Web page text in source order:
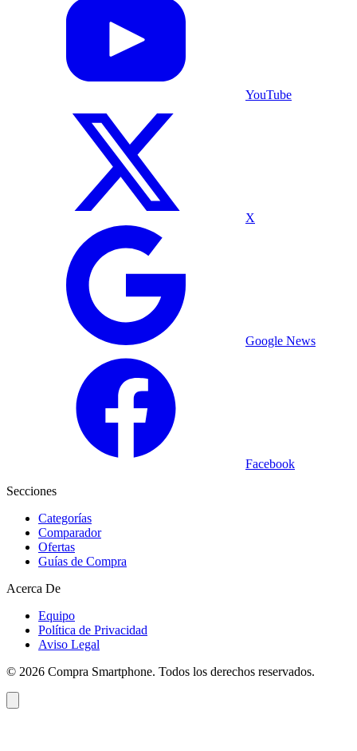
YouTube
X
Google News
Facebook
Secciones
Categorías
Comparador
Ofertas
Guías de Compra
Acerca De
Equipo
Política de Privacidad
Aviso Legal
© 2026 Compra Smartphone. Todos los derechos reservados.